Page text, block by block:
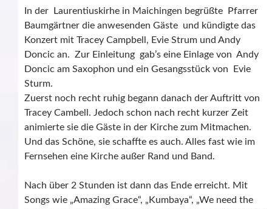
In der Laurentiuskirhe in Maichingen begrüßte Pfarrer
Baumgärtner die anwesenden Gäste und kündigte das
Konzert mit Tracey Campbell, Evie Strum und Andy
Doncic an. Zur Einleitung gab’s eine Einlage von Andy
Doncic am Saxophon und ein Gesangsstück von Evie
Sturm.
Zuerst noch recht ruhig begann danach der Auftritt von
Tracey Cambell. Jedoch schon nach recht kurzer Zeit
animierte sie die Gäste in der Kirche zum Mitmachen.
Und das Schöne, sie schaffte es auch. Alles fast wie im
Fernsehen eine Kirche außer Rand und Band.
Nach über 2 Stunden ist dann das Ende erreicht. Mit
Songs wie „Amazing Grace“, „Kumbaya“, „We need the